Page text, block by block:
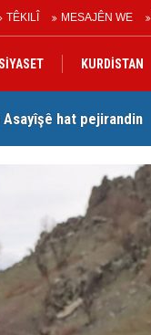
TÊKILÎ MESAJÊN WE
SİYASET KURDİSTAN
hat pejirandin
ye